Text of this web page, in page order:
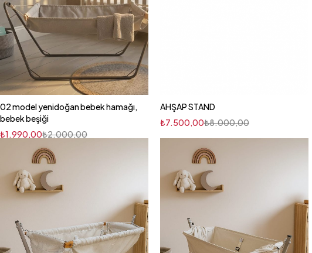
02 model yenidoğan bebek hamağı,
bebek beşiği
₺2.000,00
₺1.990,00
AHŞAP STAND
₺8.000,00
₺7.500,00